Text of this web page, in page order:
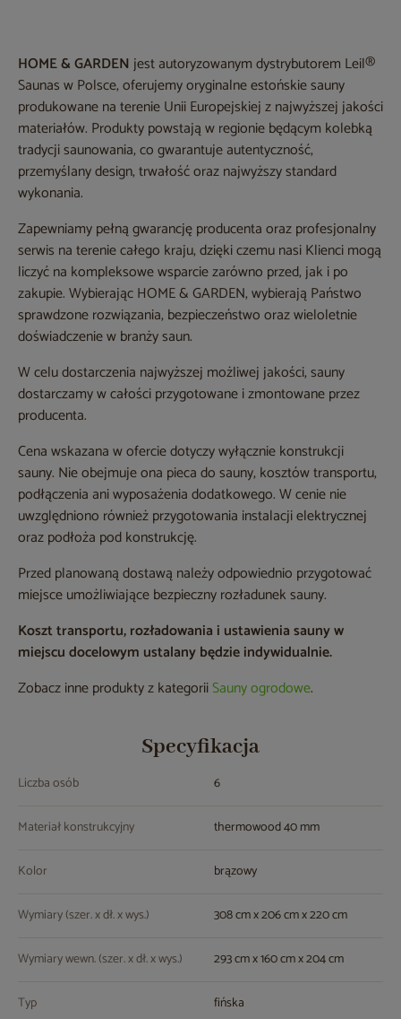
HOME & GARDENjest autoryzowanym dystrybutorem Leil®
Saunas w Polsce, oferujemy oryginalne estońskie sauny
produkowane na terenie Unii Europejskiej z najwyższej jakości
materiałów. Produkty powstają w regionie będącym kolebką
tradycji saunowania, co gwarantuje autentyczność,
przemyślany design, trwałość oraz najwyższy standard
wykonania.
Zapewniamy pełną gwarancję producenta oraz profesjonalny
serwis na terenie całego kraju, dzięki czemu nasi Klienci mogą
liczyć na kompleksowe wsparcie zarówno przed, jak i po
zakupie. Wybierając HOME & GARDEN, wybierają Państwo
sprawdzone rozwiązania, bezpieczeństwo oraz wieloletnie
doświadczenie w branży saun.
W celu dostarczenia najwyższej możliwej jakości, sauny
dostarczamy w całości przygotowane i zmontowane przez
producenta.
Cena wskazana w ofercie dotyczy wyłącznie konstrukcji
sauny. Nie obejmuje ona pieca do sauny, kosztów transportu,
podłączenia ani wyposażenia dodatkowego. W cenie nie
uwzględniono również przygotowania instalacji elektrycznej
oraz podłoża pod konstrukcję.
Przed planowaną dostawą należy odpowiednio przygotować
miejsce umożliwiające bezpieczny rozładunek sauny.
Koszt transportu, rozładowania i ustawienia sauny w
miejscu docelowym ustalany będzie indywidualnie.
Zobacz inne produkty z kategoriiSauny ogrodowe.
Specyfikacja
Liczba osób 6
Materiał konstrukcyjny thermowood 40 mm
Kolor brązowy
Wymiary (szer. x dł. x wys.) 308 cm x 206 cm x 220 cm
Wymiary wewn. (szer. x dł. x wys.) 293 cm x 160 cm x 204 cm
Typ fińska